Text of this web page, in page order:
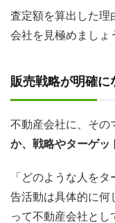
査定額を算出した理
会社を見極めましょ
販売戦略が明確に
不動産会社に、その
か、戦略やターゲッ
「どのような人を
告活動は具体的に何
って不動産会社とし